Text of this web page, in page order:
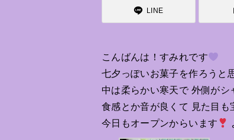
LINE
こんばんは！すみれです
七夕っぽいお菓子を作ろうと
中は柔らかい寒天で 外側がシ
食感とか音が良くて 見た目も
今日もオープンからいます